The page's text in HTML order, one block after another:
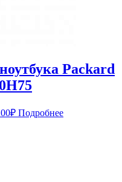
Packard
₽Текущая
цена:
Подробнее